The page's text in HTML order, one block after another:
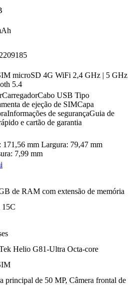
microSD 4G WiFi 2,4 GHz | 5 GHz
5.4
USB Tipo
de ejeção de SIMCapa
de segurançaGuia de
e cartão de garantia
171,56 mm Largura: 79,47 mm
7,99 mm
de RAM com extensão de memória
15C
Helio G81-Ultra Octa-core
principal de 50 MP, Câmera frontal de